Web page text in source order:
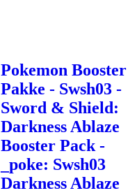
Pokemon Booster
Pakke - Swsh03 -
Sword & Shield:
Darkness Ablaze
Booster Pack -
_poke: Swsh03
Darkness Ablaze